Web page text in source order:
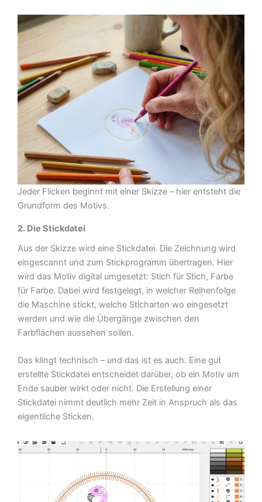
Jeder Flicken beginnt mit einer Skizze – hier entsteht die
Grundform des Motivs.
2. Die Stickdatei
Aus der Skizze wird eine Stickdatei. Die Zeichnung wird
eingescannt und zum Stickprogramm übertragen. Hier
wird das Motiv digital umgesetzt: Stich für Stich, Farbe
für Farbe. Dabei wird festgelegt, in welcher Reihenfolge
die Maschine stickt, welche Sticharten wo eingesetzt
werden und wie die Übergänge zwischen den
Farbflächen aussehen sollen.
Das klingt technisch – und das ist es auch. Eine gut
erstellte Stickdatei entscheidet darüber, ob ein Motiv am
Ende sauber wirkt oder nicht. Die Erstellung einer
Stickdatei nimmt deutlich mehr Zeit in Anspruch als das
eigentliche Sticken.